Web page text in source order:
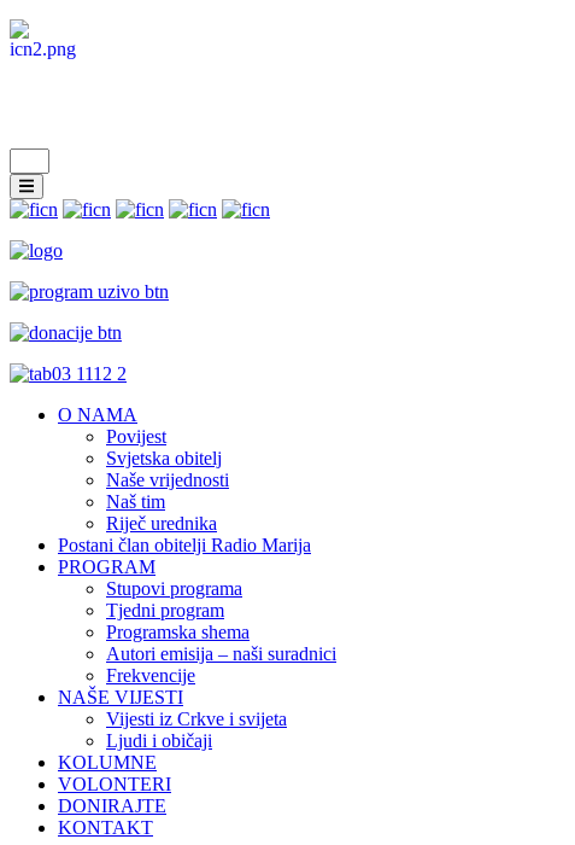
O NAMA
Povijest
Svjetska obitelj
Naše vrijednosti
Naš tim
Riječ urednika
Postani član obitelji Radio Marija
PROGRAM
Stupovi programa
Tjedni program
Programska shema
Autori emisija – naši suradnici
Frekvencije
NAŠE VIJESTI
Vijesti iz Crkve i svijeta
Ljudi i običaji
KOLUMNE
VOLONTERI
DONIRAJTE
KONTAKT